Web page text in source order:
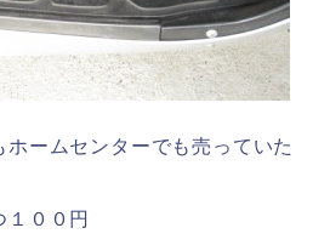
ホームセンターでも売っていた
１００円